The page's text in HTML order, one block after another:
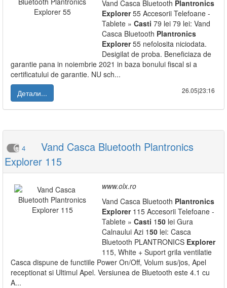
Vand Casca Bluetooth Plantronics
Explorer55 Accesorii Telefoane -
Tablete » Casti 79 lei 79 lei: Vand
Casca Bluetooth Plantronics
Explorer55 nefolosita niciodata.
Desigilat de proba. Beneficiaza de
garantie pana in noiembrie 2021 in baza bonului fiscal si a
certificatului de garantie. NU sch...
Детали...
26.05|23:16
4
Vand Casca Bluetooth Plantronics
Explorer 115
www.olx.ro
Vand Casca Bluetooth Plantronics
Explorer115 Accesorii Telefoane -
Tablete » Casti 150 lei Gura
Calnaului Azi 150 lei: Casca
Bluetooth PLANTRONICS Explorer
115, White + Suport grila ventilatie
Casca dispune de functiile Power On/Off, Volum sus/jos, Apel
receptionat si Ultimul Apel. Versiunea de Bluetooth este 4.1 cu
A...